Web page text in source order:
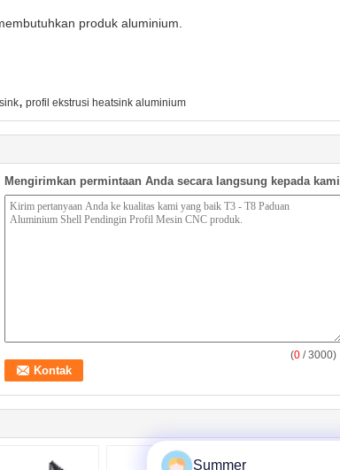
produk aluminium.
, profil ekstrusi heatsink aluminium
Mengirimkan permintaan Anda secara langsung kepada kami
(0 / 3000)
Summer